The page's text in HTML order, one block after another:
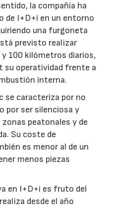
la compañía ha
de I+D+i en un entorno
una furgoneta
previsto realizar
100 kilómetros diarios,
su operatividad frente a
interna.
se caracteriza por no
por ser silenciosa y
zonas peatonales y de
Su coste de
es menor al de un
menos piezas
en I+D+i es fruto del
desde el año